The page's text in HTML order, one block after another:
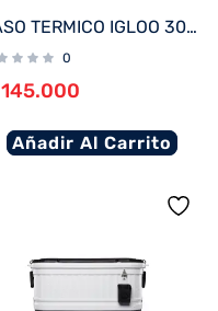
VASO TERMICO IGLOO 300ML P/VINO ROSA C/TAPA 71364
0
145.000
Añadir Al Carrito